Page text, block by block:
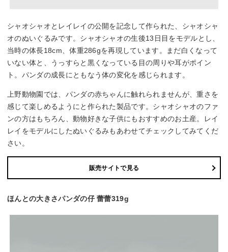
シャオシャオとレイレイの公開を記念して作られた、シャオシャ
オのぬいぐるみです。シャオシャオの生後13日目をモデルとし、
当時の体長18cm、体重286gを再現しています。まだ白くなって
いない体と、うっすらと黒くなっている目の周りや耳がポイン
ト。パンダの成長にともなう体の変化を感じられます。
上野動物園では、パンダの赤ちゃんに触れられませんが、重さを
感じて楽しめるようにと作られた製品です。シャオシャオのファ
ンの方はもちろん、動物好きな子供にもおすすめのお土産。レイ
レイをモデルにしたぬいぐるみもあわせてチェックしてみてくだ
さい。
販売サイトで見る
ほんとの大きさパンダの仔 蕾蕾319g